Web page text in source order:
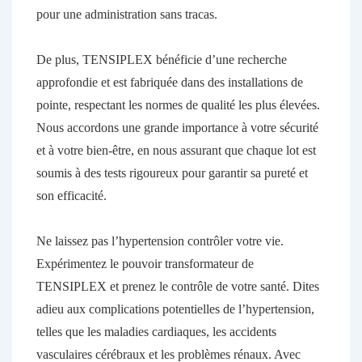
pour une administration sans tracas.
De plus, TENSIPLEX bénéficie d’une recherche
approfondie et est fabriquée dans des installations de
pointe, respectant les normes de qualité les plus élevées.
Nous accordons une grande importance à votre sécurité
et à votre bien-être, en nous assurant que chaque lot est
soumis à des tests rigoureux pour garantir sa pureté et
son efficacité.
Ne laissez pas l’hypertension contrôler votre vie.
Expérimentez le pouvoir transformateur de
TENSIPLEX et prenez le contrôle de votre santé. Dites
adieu aux complications potentielles de l’hypertension,
telles que les maladies cardiaques, les accidents
vasculaires cérébraux et les problèmes rénaux. Avec